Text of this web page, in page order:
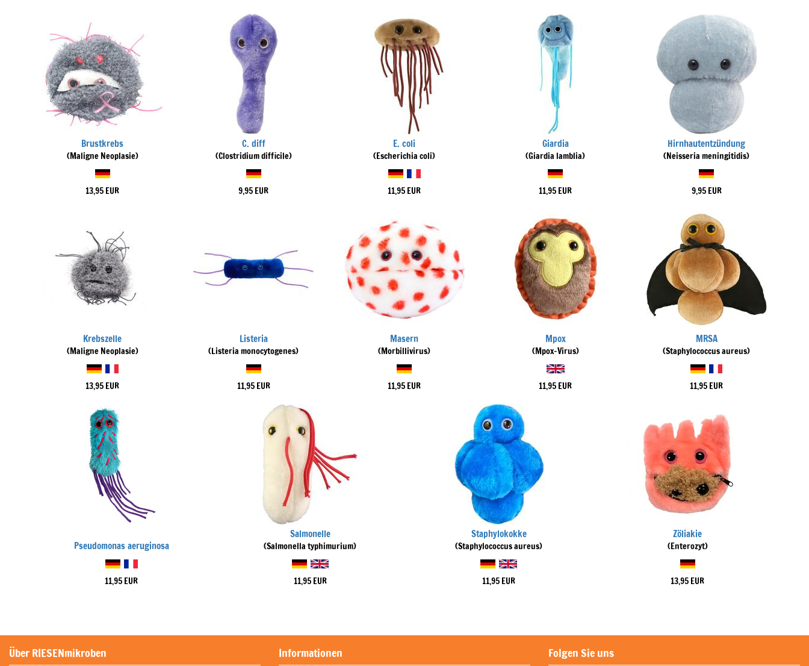
Brustkrebs
(Maligne Neoplasie)
13,95 EUR
C. diff
(Clostridium difficile)
9,95 EUR
E. coli
(Escherichia coli)
11,95 EUR
Giardia
(Giardia lamblia)
11,95 EUR
Hirnhautentzündung
(Neisseria meningitidis)
9,95 EUR
Krebszelle
(Maligne Neoplasie)
13,95 EUR
Listeria
(Listeria monocytogenes)
11,95 EUR
Masern
(Morbillivirus)
11,95 EUR
Mpox
(Mpox-Virus)
11,95 EUR
MRSA
(Staphylococcus aureus)
11,95 EUR
Pseudomonas aeruginosa
11,95 EUR
Salmonelle
(Salmonella typhimurium)
11,95 EUR
Staphylokokke
(Staphylococcus aureus)
11,95 EUR
Zöliakie
(Enterozyt)
13,95 EUR
Über RIESENmikroben Informationen Folgen Sie uns